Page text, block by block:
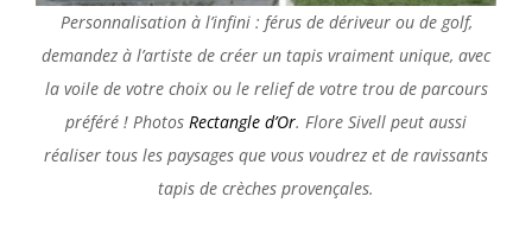
Personnalisation à l’infini : férus de dériveur ou de golf,
demandez à l’artiste de créer un tapis vraiment unique, avec
la voile de votre choix ou le relief de votre trou de parcours
préféré ! Photos Rectangle d’Or. Flore Sivell peut aussi
réaliser tous les paysages que vous voudrez et de ravissants
tapis de crèches provençales.